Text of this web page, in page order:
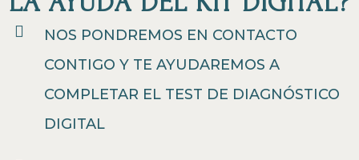
NOS PONDREMOS EN CONTACTO
CONTIGO Y TE AYUDAREMOS A
COMPLETAR EL TEST DE DIAGNÓSTICO
DIGITAL